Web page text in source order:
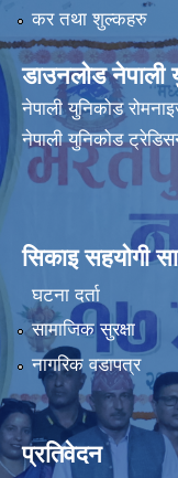
कर तथा शुल्कहरु
डाउनलोड नेपाली
नेपाली युनिकोड
नेपाली युनिकोड
सिकाइ सहयोगी
घटना दर्ता
सामाजिक सुरक्षा
नागरिक वडापत्र
प्रतिवेदन